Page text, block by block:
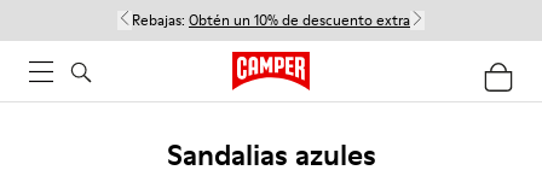
Rebajas: Obtén un 10% de descuento extra
Sandalias azules